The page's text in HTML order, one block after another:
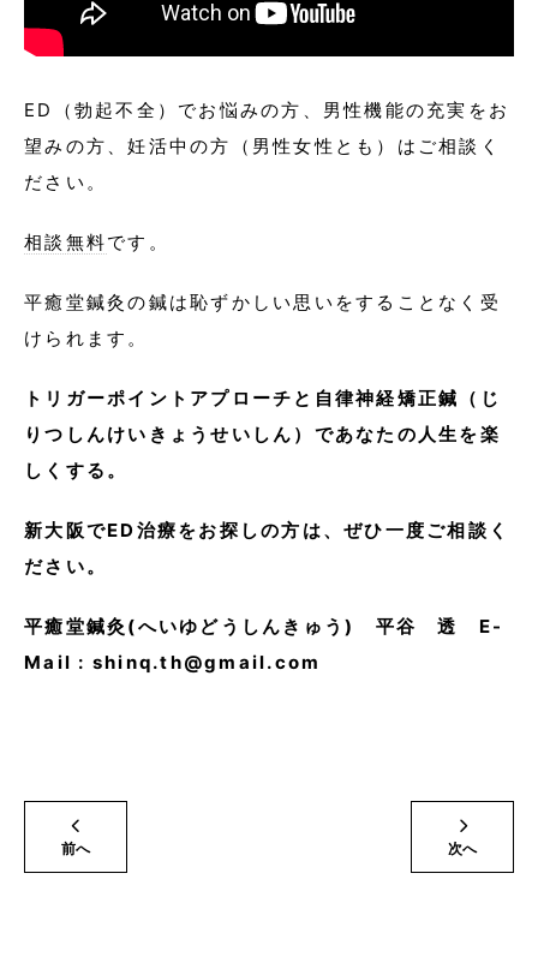
ED（勃起不全）でお悩みの方、男性機能の充実をお
望みの方、妊活中の方（男性女性とも）はご相談く
ださい。
相談無料です。
平癒堂鍼灸の鍼は恥ずかしい思いをすることなく受
けられます。
トリガーポイントアプローチと自律神経矯正鍼（じ
りつしんけいきょうせいしん）であなたの人生を楽
しくする。
新大阪でED治療をお探しの方は、ぜひ一度ご相談く
ださい。
平癒堂鍼灸(へいゆどうしんきゅう) 平谷 透 E-
Mail : shinq.th@gmail.com
前へ 次へ